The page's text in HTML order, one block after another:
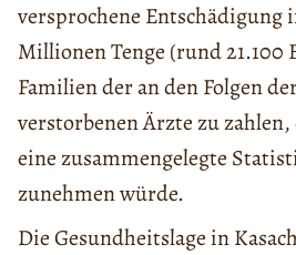
versprochene Entschädigung
Millionen Tenge (rund 21.100
Familien der an den Folgen
verstorbenen Ärzte zu
eine zusammengelegte
zunehmen würde.
Die Gesundheitslage in